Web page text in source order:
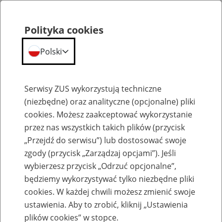
Szkolenia
Zaproś ZUS do siebie: Aktywni 50+
Polityka cookies
Polski
Serwisy ZUS wykorzystują techniczne
(niezbędne) oraz analityczne (opcjonalne) pliki
cookies. Możesz zaakceptować wykorzystanie
przez nas wszystkich takich plików (przycisk
„Przejdź do serwisu”) lub dostosować swoje
zgody (przycisk „Zarządzaj opcjami”). Jeśli
wybierzesz przycisk „Odrzuć opcjonalne”,
będziemy wykorzystywać tylko niezbędne pliki
cookies. W każdej chwili możesz zmienić swoje
ustawienia. Aby to zrobić, kliknij „Ustawienia
plików cookies” w stopce.